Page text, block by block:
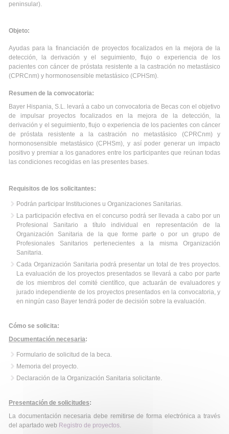
peninsular).
Objeto:
Ayudas para la financiación de proyectos focalizados en la mejora de la
detección, la derivación y el seguimiento, flujo o experiencia de los
pacientes con cáncer de próstata resistente a la castración no metastásico
(CPRCnm) y hormonosensible metastásico (CPHSm).
Resumen de la convocatoria:
Bayer Hispania, S.L. levará a cabo un convocatoria de Becas con el objetivo
de impulsar proyectos focalizados en la mejora de la detección, la
derivación y el seguimiento, flujo o experiencia de los pacientes con cáncer
de próstata resistente a la castración no metastásico (CPRCnm) y
hormonosensible metastásico (CPHSm), y así poder generar un impacto
positivo y premiar a los ganadores entre los participantes que reúnan todas
las condiciones recogidas en las presentes bases.
Requisitos de los solicitantes:
Podrán participar Instituciones u Organizaciones Sanitarias.
La participación efectiva en el concurso podrá ser llevada a cabo por un
Profesional Sanitario a título individual en representación de la
Organización Sanitaria de la que forme parte o por un grupo de
Profesionales Sanitarios pertenecientes a la misma Organización
Sanitaria.
Cada Organización Sanitaria podrá presentar un total de tres proyectos.
La evaluación de los proyectos presentados se llevará a cabo por parte
de los miembros del comité científico, que actuarán de evaluadores y
jurado independiente de los proyectos presentados en la convocatoria, y
en ningún caso Bayer tendrá poder de decisión sobre la evaluación.
Cómo se solicita:
Documentación necesaria:
Formulario de solicitud de la beca.
Memoria del proyecto.
Declaración de la Organización Sanitaria solicitante.
Presentación de solicitudes:
La documentación necesaria debe remitirse de forma electrónica a través
del apartado web Registro de proyectos.